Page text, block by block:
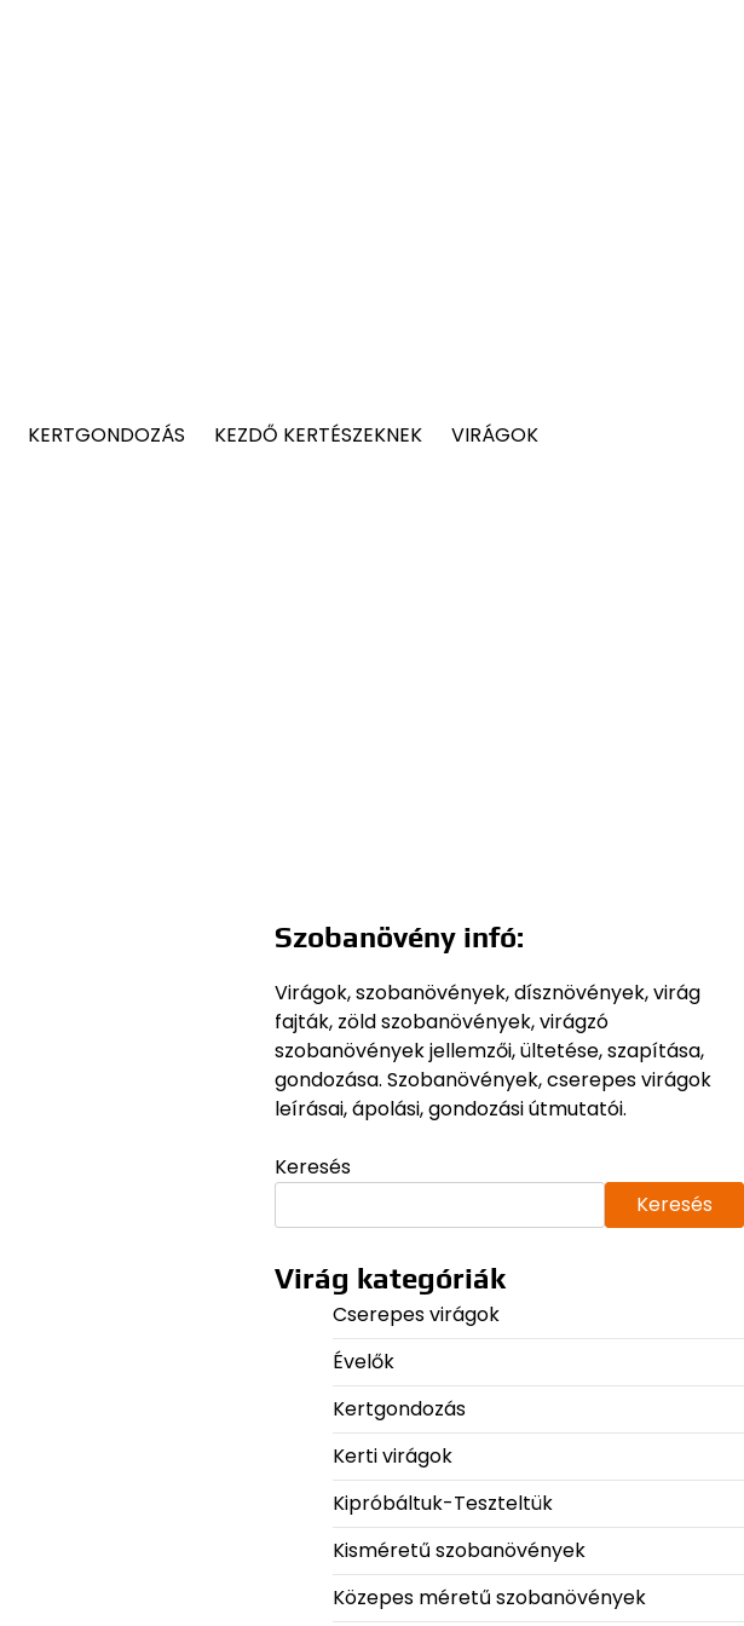
KERTGONDOZÁS KEZDŐ KERTÉSZEKNEK
VIRÁGOK
Szobanövény infó:
Virágok, szobanövények, dísznövények, virág
fajták, zöld szobanövények, virágzó
szobanövények jellemzői, ültetése, szapítása,
gondozása. Szobanövények, cserepes virágok
leírásai, ápolási, gondozási útmutatói.
Keresés
Keresés
Virág kategóriák
Cserepes virágok
Évelők
Kertgondozás
Kerti virágok
Kipróbáltuk-Teszteltük
Kisméretű szobanövények
Közepes méretű szobanövények